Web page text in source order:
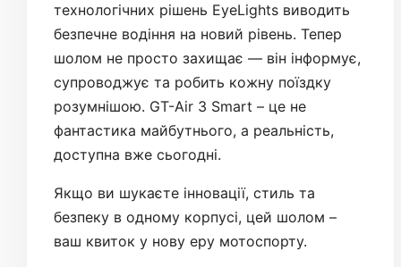
технологічних рішень EyeLights виводить
безпечне водіння на новий рівень. Тепер
шолом не просто захищає — він інформує,
супроводжує та робить кожну поїздку
розумнішою. GT-Air 3 Smart – це не
фантастика майбутнього, а реальність,
доступна вже сьогодні.
Якщо ви шукаєте інновації, стиль та
безпеку в одному корпусі, цей шолом –
ваш квиток у нову еру мотоспорту.